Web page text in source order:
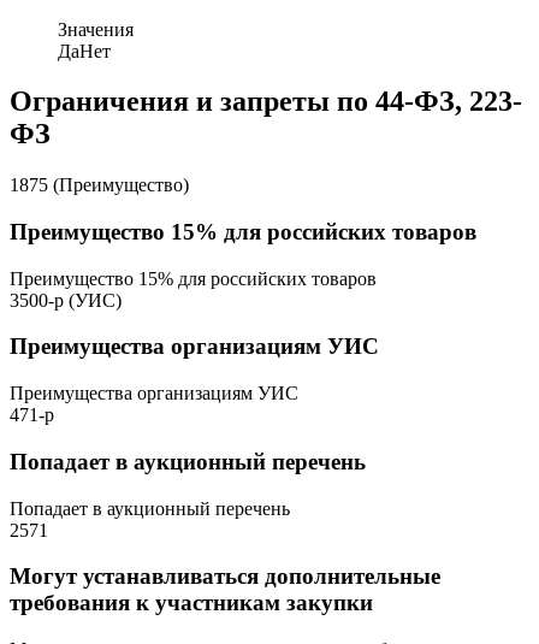
Значения
ДаНет
Ограничения и запреты по 44-ФЗ, 223-
ФЗ
1875 (Преимущество)
Преимущество 15% для российских товаров
Преимущество 15% для российских товаров
3500-р (УИС)
Преимущества организациям УИС
Преимущества организациям УИС
471-р
Попадает в аукционный перечень
Попадает в аукционный перечень
2571
Могут устанавливаться дополнительные
требования к участникам закупки